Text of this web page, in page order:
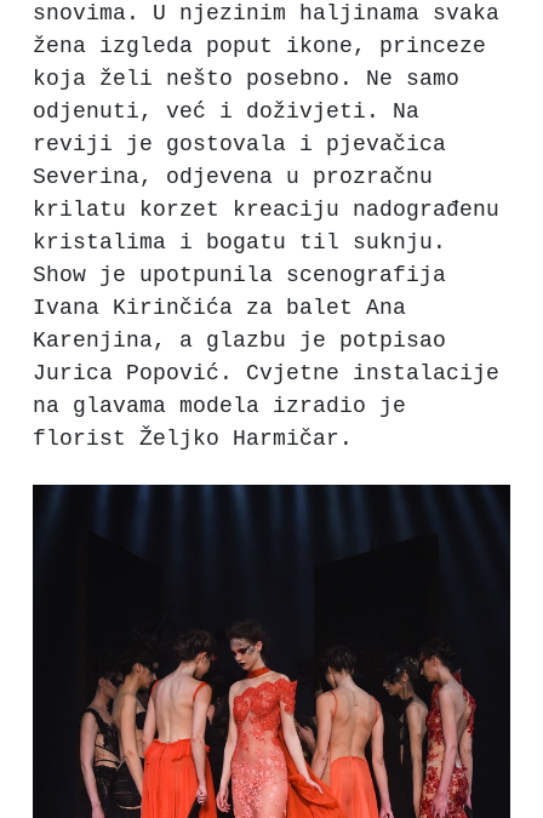
snovima. U njezinim haljinama svaka
žena izgleda poput ikone, princeze
koja želi nešto posebno. Ne samo
odjenuti, već i doživjeti. Na
reviji je gostovala i pjevačica
Severina, odjevena u prozračnu
krilatu korzet kreaciju nadograđenu
kristalima i bogatu til suknju.
Show je upotpunila scenografija
Ivana Kirinčića za balet Ana
Karenjina, a glazbu je potpisao
Jurica Popović. Cvjetne instalacije
na glavama modela izradio je
florist Željko Harmičar.